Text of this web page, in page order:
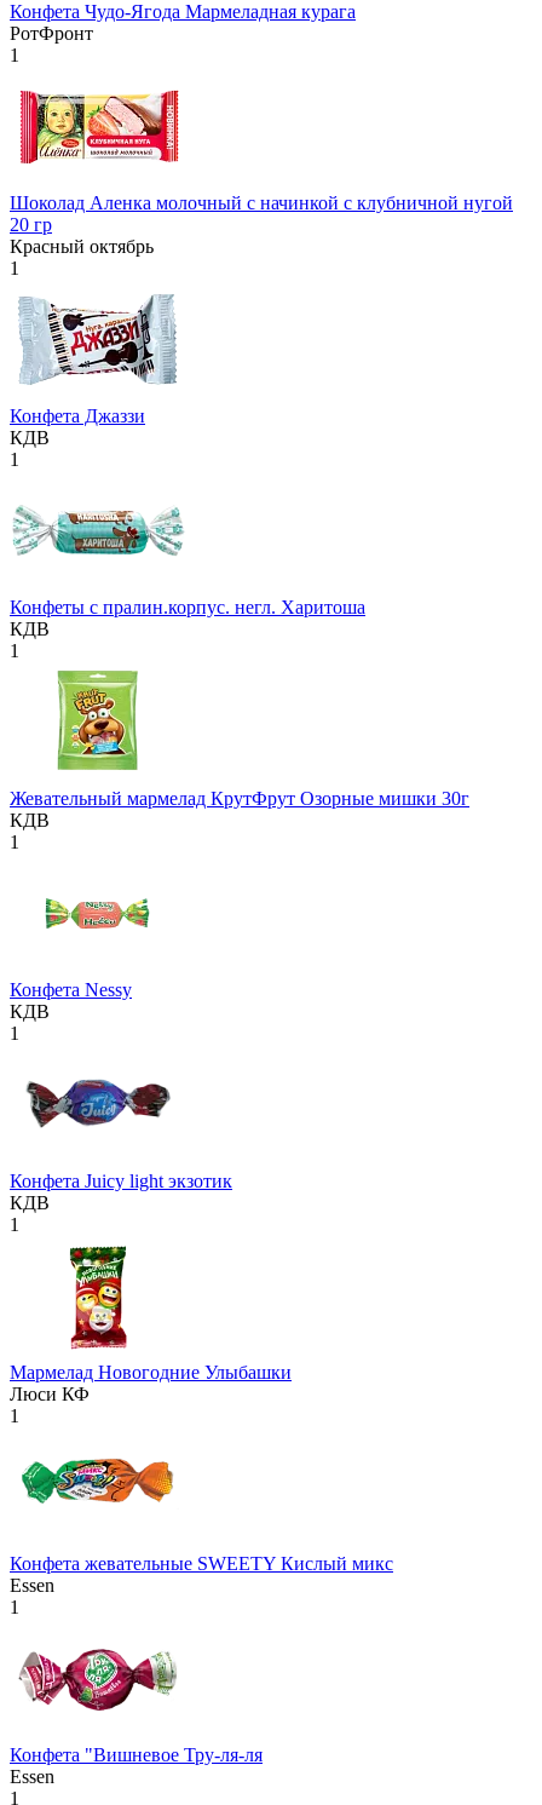
Конфета Чудо-Ягода Мармеладная курага
РотФронт
1
Шоколад Аленка молочный с начинкой с клубничной нугой
20 гр
Красный октябрь
1
Конфета Джаззи
КДВ
1
Конфеты с пралин.корпус. негл. Харитоша
КДВ
1
Жевательный мармелад КрутФрут Озорные мишки 30г
КДВ
1
Конфета Nessy
КДВ
1
Конфета Juicy light экзотик
КДВ
1
Мармелад Новогодние Улыбашки
Люси КФ
1
Конфета жевательные SWEETY Кислый микс
Essen
1
Конфета "Вишневое Тру-ля-ля
Essen
1